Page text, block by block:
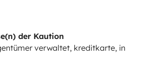
der Kaution
verwaltet, kreditkarte, in